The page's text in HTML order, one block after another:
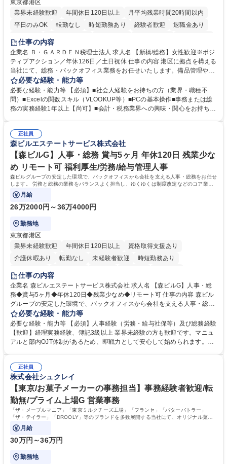
東京都港区
業界未経験歓迎
年間休日120日以上
月平均残業時間20時間以内
平日のみOK
転勤なし 時短勤務あり 経験者歓迎
退職金あり
賞与あり
完全週休2日制
服装自由
仕事の内容
企業名 Ｂ・ＧＡＲＤＥＮ税理士法人 求人名 【新橋/総務】女性歓迎※ポジ
ティブアクション／年休126日／土日祝休 仕事の内容 港区に拠点を構える
当社にて、総務・バックオフィス業務をお任せいたします。備品管理や来
客対応から、経理サポート、社会保険手続き、さらには新たなシステム導
入の検討まで、幅広く組織を支える役割です。 ■備品発注・在庫管理、郵
送物対応、電話・来客対応 ■金融機関への外出業務（入出金管理補助）、
福利厚生・社内イベントの運営管理 ■社内ルールの整備、職場環境の改善
社内新システムの導入検討・比較検証 募集職種 【新橋/総務】女性歓迎※
ポジティブアクション／年休126日／土日祝休
必要な経験・能力等
必要な経験・能力等 【必須】■社会人経験をお持ちの方（業界・職種不
問）■Excelの関数スキル（VLOOKUP等）■PCの基本操作■事務または総
務の実務経験1年以上【尚可】■会計・税務業界への興味・関心をお持ちの
ィブアクション 学歴・資格 学歴：大学院 大学 高専 短大 専修学校 高校 語
学力： 資格：
正社員
森ビルエステートサービス株式会社
【森ビルG】人事・総務 賞与5ヶ月 年休120日 残業少な
め リモート可 福利厚生/労務/給与管理人事
森ビルグループの安定した環境で、バックオフィスから会社を支える人事・総務をお任せ
します。 労務と総務の業務をバランスよく担当し、ゆくゆくは制度改定などのコア業務
にも挑戦できる、やりがいある環境です。
月給
26万2000円～36万4000円
勤務地
東京都港区
業界未経験歓迎
年間休日120日以上
資格取得支援あり
介護休暇あり
転勤なし 未経験者歓迎
時短勤務あり
経験者歓迎
完全週休2日制
交通費支給 長期歓迎 駅近5分以内 土日祝休み
仕事の内容
企業名 森ビルエステートサービス株式会社 求人名 【森ビルG】人事・総
務◆賞与5ヶ月◆年休120日◆残業少なめ◆リモート可 仕事の内容 森ビル
グループの安定した環境で、バックオフィスから会社を支える人事・総務
をお任せします。 労務と総務の業務をバランスよく担当し、ゆくゆくは制
度改定などのコア業務にも挑戦できる、やりがいある環境です。 ■勤怠管
理、給与計算、社会保険手続き、年末調整等の労務管理全般 ■入退社手続
き、社内規定の改定や人事制度改定などのコア業務 ■社内イベントの企画
でも質問・相談できる環境が整っているため、安心して成長できます。 募
集職種 【森ビルG】人事・総務◆賞与5ヶ月◆年休120日◆残業少なめ◆
リモート可
必要な経験・能力等
必要な経験・能力等 【必須】人事経験（労務・給与社保等）及び総務経験
【歓迎】経理実務経験、簿記3級以上 業界未経験の方も歓迎です。マニュ
アルと部内OJT体制があるため、即戦力として安心して始められます。
務に挑戦できるため、自身の成長と組織への貢献度をダイレクトに実感で
きます。 残業少なめ、週1日リモート可など、ワークライフバランスを保
ち長期活躍できる環境です。 「これまでの幅広い経験を活かし、長期的な
キャリアを築きたい」という前向きな意欲と挑戦を全力で応援します。 学
歴・資格 学歴：大学院 大学 高専 短大 専修学校 高校 語学力： 資格：日商
簿記検定1級 日商簿記検定2級 日商簿記検定3級
正社員
株式会社シュクレイ
【東京/お菓子メーカーの事務担当】事務経験者歓迎/転
勤無/プライム上場G 営業事務
「ザ・メープルマニア」「東京ミルクチーズ工場」「フランセ」「バターバトラー」
「ザ・テイラー」「DROOLY」等のブランドを多数展開する当社にて、オリジナル菓子
ブランド商品の事務業務をお任せいたします。
月給
30万円～36万円
勤務地